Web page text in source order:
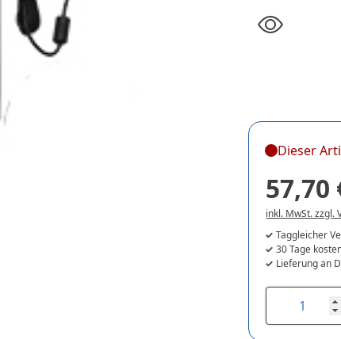
Dieser
57,70
inkl. MwSt. zzgl.
Taggleicher
30 Tage
Lieferung an